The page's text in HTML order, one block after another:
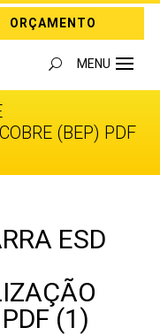
ORÇAMENTO
(BEP) PDF
ESD
(1)